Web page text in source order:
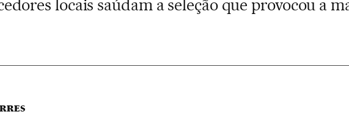
locais saúdam a seleção que provocou a